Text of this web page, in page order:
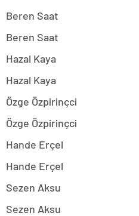
Beren Saat
Beren Saat
Hazal Kaya
Hazal Kaya
Özge Özpirinçci
Özge Özpirinçci
Hande Erçel
Hande Erçel
Sezen Aksu
Sezen Aksu